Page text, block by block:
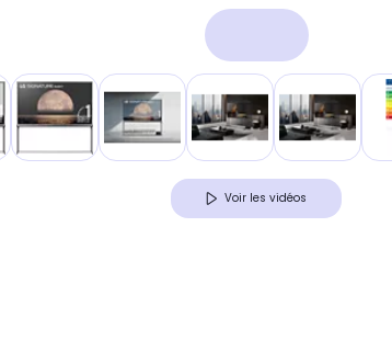
Voir les vidéos